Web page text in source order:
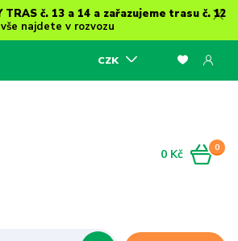
TRAS č. 13 a 14 a zařazujeme trasu č. 12
vše najdete v rozvozu
CZK
0
0 Kč